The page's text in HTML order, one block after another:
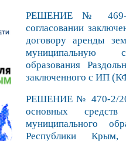
РЕШЕНИЕ № 469-
согласовании
договору аренды
муниципальную
образования
заключенного с ИП
РЕШЕНИЕ № 470-2/20
основных средств
муниципального
Республики